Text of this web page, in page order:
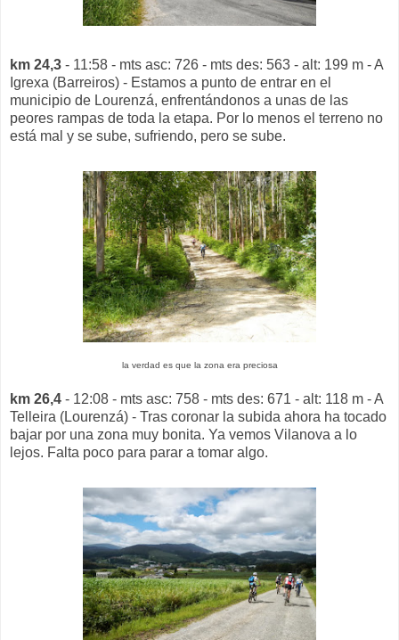
km 24,3 - 11:58 - mts asc: 726 - mts des: 563 - alt: 199 m - A
Igrexa (Barreiros) - Estamos a punto de entrar en el
municipio de Lourenzá, enfrentándonos a unas de las
peores rampas de toda la etapa. Por lo menos el terreno no
está mal y se sube, sufriendo, pero se sube.
la verdad es que la zona era preciosa
km 26,4 - 12:08 - mts asc: 758 - mts des: 671 - alt: 118 m - A
Telleira (Lourenzá) - Tras coronar la subida ahora ha tocado
bajar por una zona muy bonita. Ya vemos Vilanova a lo
lejos. Falta poco para parar a tomar algo.